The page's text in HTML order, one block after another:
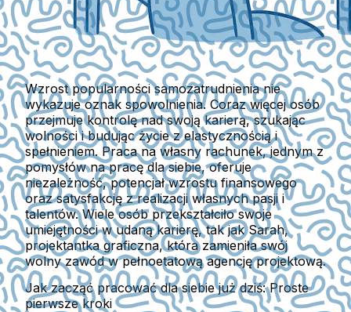
Wzrost popularności samozatrudnienia nie
wykazuje oznak spowolnienia. Coraz więcej osób
przejmuje kontrolę nad swoją karierą, szukając
wolności i budując życie z elastycznością i
spełnieniem. Praca na własny rachunek, jednym z
pomysłów na pracę dla siebie, oferuje
niezależność, potencjał wzrostu finansowego
oraz satysfakcję z realizacji własnych pasji i
talentów. Wiele osób przekształciło swoje
umiejętności w udaną karierę, tak jak Sarah,
projektantka graficzna, która zamieniła swój
wolny zawód w pełnoetatową agencję projektową.
Jak zacząć pracować dla siebie już dziś: Proste
pierwsze kroki